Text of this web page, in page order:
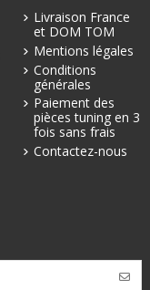
Livraison France
et DOM TOM
Mentions légales
Conditions
générales
Paiement des
pièces tuning en 3
fois sans frais
Contactez-nous